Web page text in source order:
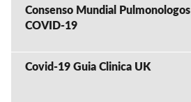
Consenso Mundial Pulmonologos
COVID-19
Covid-19 Guia Clinica UK